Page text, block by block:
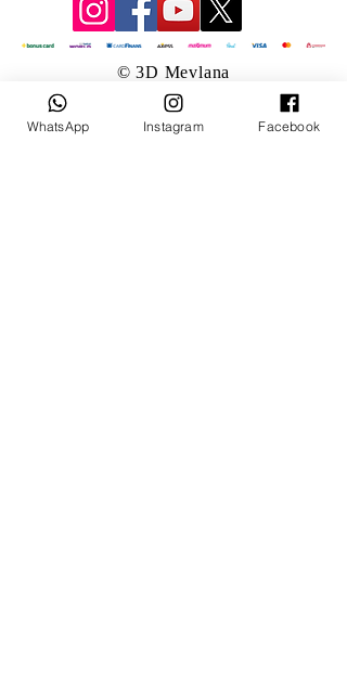
© 3D Mevlana
WhatsApp Instagram Facebook